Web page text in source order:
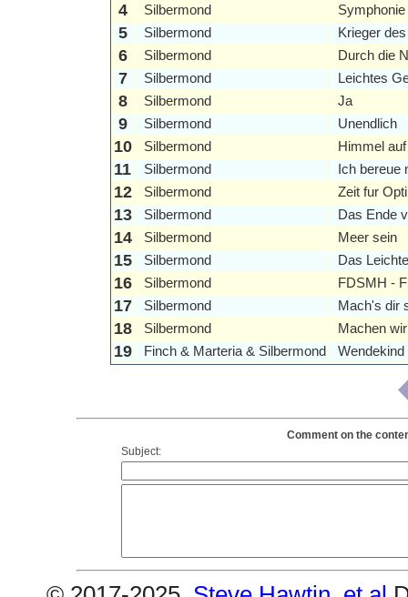
4 Silbermond Symphonie
5 Silbermond Krieger
6 Silbermond Durch die
7 Silbermond Leichtes
8 Silbermond Ja
9 Silbermond Unendlich
10 Silbermond Himmel auf
11 Silbermond Ich bereue
12 Silbermond Zeit fur
13 Silbermond Das Ende
14 Silbermond Meer sein
15 Silbermond Das
16 Silbermond FDSMH -
17 Silbermond Mach's dir
18 Silbermond Machen
19 Finch & Marteria & Silbermond Wendekind
Comment on the
Subject: